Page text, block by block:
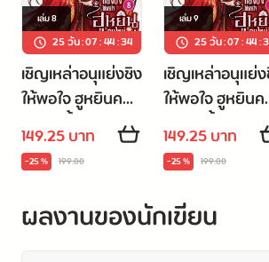
ขณะที่กำลังจะยอมรับในโชคชะตา กลับพบว่
ของสามีกับนางมีชะตาร่วม
พวกเขาล้วนแล้วแต่เสียชีวิตในยุคสมัยใหม่ วิ
ใหม่ในยุคโบราณพร้อมสตินึ
เห็นเขาราวกับเห็นภาพสะท้อนในอดีตของต
เล่ม8
25 วัน:07:44:34
เชิญเหล่าอนุแย่งชิง
ให้พอใจ ฮูหยินคน
ใหม่จะตั้งใจสวด
มนต์ เล่ม 8
149.25 บาท
-25 % 199.00
เล่ม9
25 วัน:07:44:
เชิญเหล่าอนุแย่
ให้พอใจ ฮูหยิน
ใหม่จะตั้งใจสวด
มนต์ เล่ม 9
149.25 บาท
-25 % 199.00
ผลงานของนักเขียน